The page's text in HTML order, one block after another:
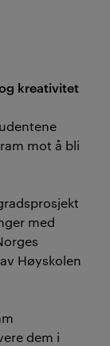
kreativitet
mot å bli
med
Høyskolen
dem i